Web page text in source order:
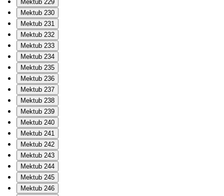
Mektub 229
Mektub 230
Mektub 231
Mektub 232
Mektub 233
Mektub 234
Mektub 235
Mektub 236
Mektub 237
Mektub 238
Mektub 239
Mektub 240
Mektub 241
Mektub 242
Mektub 243
Mektub 244
Mektub 245
Mektub 246